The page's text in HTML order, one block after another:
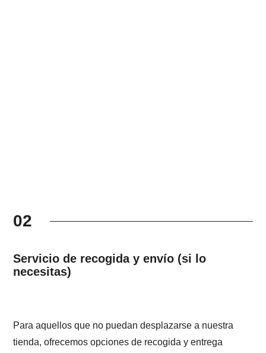
02
Servicio de recogida y envío (si lo
necesitas)
Para aquellos que no puedan desplazarse a nuestra
tienda, ofrecemos opciones de recogida y entrega